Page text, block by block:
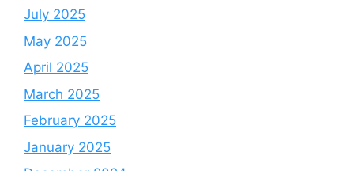
July 2025
May 2025
April 2025
March 2025
February 2025
January 2025